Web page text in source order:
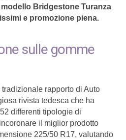
modello Bridgestone Turanza
e promozione piena.
sulle gomme
rapporto di Auto
rivista tedesca che ha
differenti tipologie di
il miglior prodotto
225/50 R17, valutando